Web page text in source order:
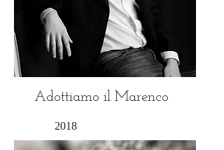
2018
Adottiamo il Marenco